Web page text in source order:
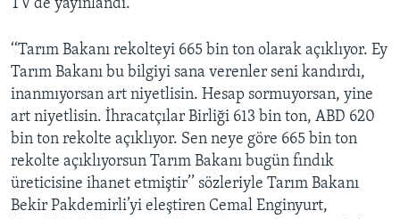
TV’de yayınlandı.
‘‘Tarım Bakanı rekolteyi 665 bin ton olarak açıklıyor. Ey
Tarım Bakanı bu bilgiyi sana verenler seni kandırdı,
inanmıyorsan art niyetlisin. Hesap sormuyorsan, yine
art niyetlisin. İhracatçılar Birliği 613 bin ton, ABD 620
bin ton rekolte açıklıyor. Sen neye göre 665 bin ton
rekolte açıklıyorsun Tarım Bakanı bugün fındık
üreticisine ihanet etmiştir’’ sözleriyle Tarım Bakanı
Bekir Pakdemirli’yi eleştiren Cemal Enginyurt,